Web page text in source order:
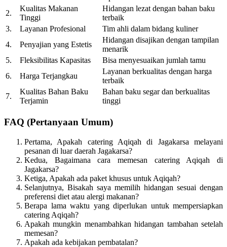
2.
Kualitas Makanan
Tinggi
Hidangan lezat dengan bahan baku
terbaik
3.
Layanan Profesional
Tim ahli dalam bidang kuliner
4.
Penyajian yang Estetis
Hidangan disajikan dengan tampilan
menarik
5.
Fleksibilitas Kapasitas
Bisa menyesuaikan jumlah tamu
6.
Harga Terjangkau
Layanan berkualitas dengan harga
terbaik
7.
Kualitas Bahan Baku
Terjamin
Bahan baku segar dan berkualitas
tinggi
FAQ (Pertanyaan Umum)
Pertama, Apakah catering Aqiqah di Jagakarsa melayani
pesanan di luar daerah Jagakarsa?
Kedua, Bagaimana cara memesan catering Aqiqah di
Jagakarsa?
Ketiga, Apakah ada paket khusus untuk Aqiqah?
Selanjutnya, Bisakah saya memilih hidangan sesuai dengan
preferensi diet atau alergi makanan?
Berapa lama waktu yang diperlukan untuk mempersiapkan
catering Aqiqah?
Apakah mungkin menambahkan hidangan tambahan setelah
memesan?
Apakah ada kebijakan pembatalan?